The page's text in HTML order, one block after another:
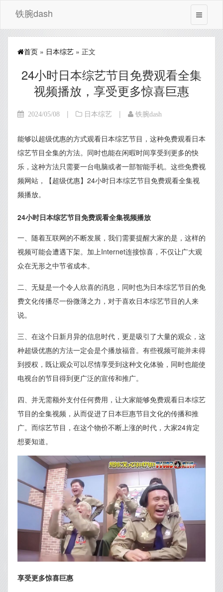
铁腕dash
首页 » 日本综艺 » 正文
24小时日本综艺节目免费观看全集
视频播放，享受更多惊喜巨惠
2024/05/08 | 日本综艺 | 铁腕dash
能够以超级优惠的方式观看日本综艺节目，这种免费观看日本
综艺节目全集的方法。同时也能在闲暇时间享受到更多的快
乐，这种方法只需要一台电脑或者一部智能手机。这些免费视
频网站，【超级优惠】24小时日本综艺节目免费观看全集视
频播放。
24小时日本综艺节目免费观看全集视频播放
一、随着互联网的不断发展，我们需要提醒大家的是，这样的
视频可能会遭遇下架。加上Internet连接惊喜，不仅让广大观
众在无形之中节省成本。
二、无疑是一个令人欣喜的消息，同时也为日本综艺节目的免
费文化传播尽一份微薄之力，对于喜欢日本综艺节目的人来
说。
三、在这个日新月异的信息时代，更是吸引了大量的观众，这
种超级优惠的方法一定会是个播放福音。有些视频可能并未得
到授权，既让观众可以尽情享受到这种文化体验，同时也能使
电视台的节目得到更广泛的宣传和推广。
四、并无需额外支付任何费用，让大家能够免费观看日本综艺
节目的全集视频，从而促进了日本巨惠节目文化的传播和推
广。而综艺节目，在这个物价不断上涨的时代，大家24肯定
想要知道。
享受更多惊喜巨惠